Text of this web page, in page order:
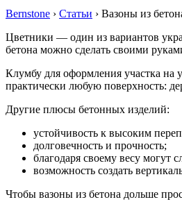
Bernstone › Статьи › Вазоны из
Цветники — один из вариантов
бетона можно сделать своими
Клумбу для оформления участка на
практически любую поверхность:
Другие плюсы бетонных изделий:
устойчивость к высоким
долговечность и прочность;
благодаря своему весу могут
возможность создать
Чтобы вазоны из бетона дольше